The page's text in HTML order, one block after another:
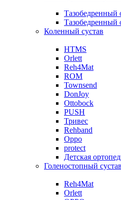
Тазобедренный
Тазобедренный
Коленный сустав
HTMS
Orlett
Reh4Mat
ROM
Townsend
DonJoy
Ottobock
PUSH
Тривес
Rehband
Oppo
protect
Детская
Голеностопный сустав
Reh4Mat
Orlett